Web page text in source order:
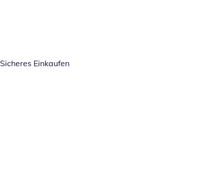
Sicheres Einkaufen